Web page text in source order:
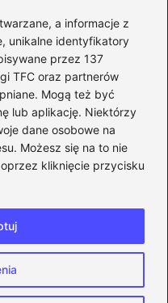
a informacje z
unikalne identyfikatory
przez 137
TFC oraz partnerów
Mogą też być
lub aplikację. Niektórzy
dane osobowe na
Możesz się na to nie
kliknięcie przycisku
użytkowania